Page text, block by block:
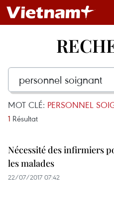
MOT CLÉ: PERSONNEL
1 Résultat
Nécessité des infirmiers
les malades
22/07/2017 07:42